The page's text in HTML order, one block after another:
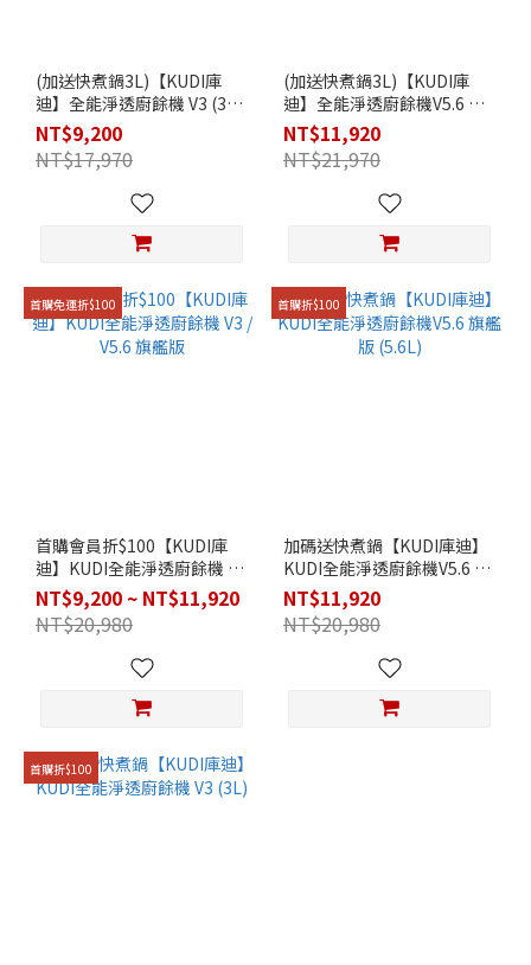
(加送快煮鍋3L)【KUDI庫
迪】全能淨透廚餘機 V3 (3L)
小宅首選
NT$9,200
NT$17,970
(加送快煮鍋3L)【KUDI庫
迪】全能淨透廚餘機V5.6 旗
艦版 (5.6L)
NT$11,920
NT$21,970
首購免運折$100
首購會員折$100【KUDI庫
迪】KUDI全能淨透廚餘機 V3
/ V5.6 旗艦版
NT$9,200 ~ NT$11,920
NT$20,980
首購折$100
加碼送快煮鍋【KUDI庫迪】
KUDI全能淨透廚餘機V5.6 旗
艦版 (5.6L)
NT$11,920
NT$20,980
首購折$100